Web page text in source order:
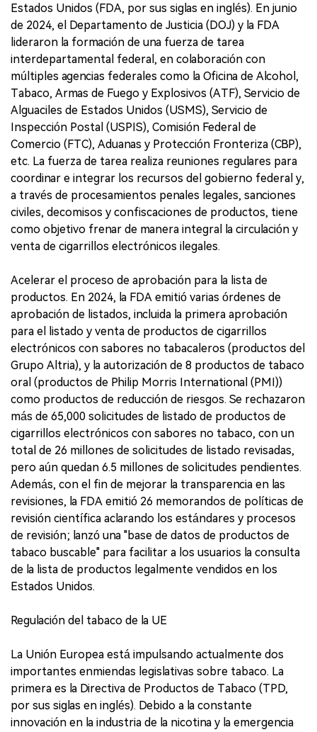
Estados Unidos (FDA, por sus siglas en inglés). En junio
de 2024, el Departamento de Justicia (DOJ) y la FDA
lideraron la formación de una fuerza de tarea
interdepartamental federal, en colaboración con
múltiples agencias federales como la Oficina de Alcohol,
Tabaco, Armas de Fuego y Explosivos (ATF), Servicio de
Alguaciles de Estados Unidos (USMS), Servicio de
Inspección Postal (USPIS), Comisión Federal de
Comercio (FTC), Aduanas y Protección Fronteriza (CBP),
etc. La fuerza de tarea realiza reuniones regulares para
coordinar e integrar los recursos del gobierno federal y,
a través de procesamientos penales legales, sanciones
civiles, decomisos y confiscaciones de productos, tiene
como objetivo frenar de manera integral la circulación y
venta de cigarrillos electrónicos ilegales.
Acelerar el proceso de aprobación para la lista de
productos. En 2024, la FDA emitió varias órdenes de
aprobación de listados, incluida la primera aprobación
para el listado y venta de productos de cigarrillos
electrónicos con sabores no tabacaleros (productos del
Grupo Altria), y la autorización de 8 productos de tabaco
oral (productos de Philip Morris International (PMI))
como productos de reducción de riesgos. Se rechazaron
más de 65,000 solicitudes de listado de productos de
cigarrillos electrónicos con sabores no tabaco, con un
total de 26 millones de solicitudes de listado revisadas,
pero aún quedan 6.5 millones de solicitudes pendientes.
Además, con el fin de mejorar la transparencia en las
revisiones, la FDA emitió 26 memorandos de políticas de
revisión científica aclarando los estándares y procesos
de revisión; lanzó una "base de datos de productos de
tabaco buscable" para facilitar a los usuarios la consulta
de la lista de productos legalmente vendidos en los
Estados Unidos.
Regulación del tabaco de la UE
La Unión Europea está impulsando actualmente dos
importantes enmiendas legislativas sobre tabaco. La
primera es la Directiva de Productos de Tabaco (TPD,
por sus siglas en inglés). Debido a la constante
innovación en la industria de la nicotina y la emergencia